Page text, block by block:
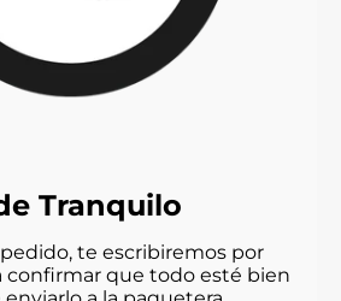
Tranquilo
te escribiremos por
confirmar que todo esté bien